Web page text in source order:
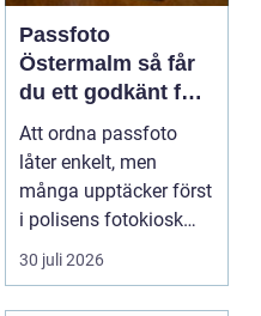
Passfoto
Östermalm så får
du ett godkänt foto
utan stress
Att ordna passfoto
låter enkelt, men
många upptäcker först
i polisens fotokiosk
eller hos fotografen...
30 juli 2026